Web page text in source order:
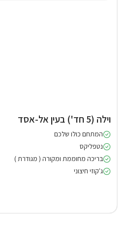
וילה (5 חד') בעין אל-אסד
המתחם כולו שלכם
נטפליקס
בריכה מחוממת ומקורה ( מגודרת )
ג'קוזי חיצוני